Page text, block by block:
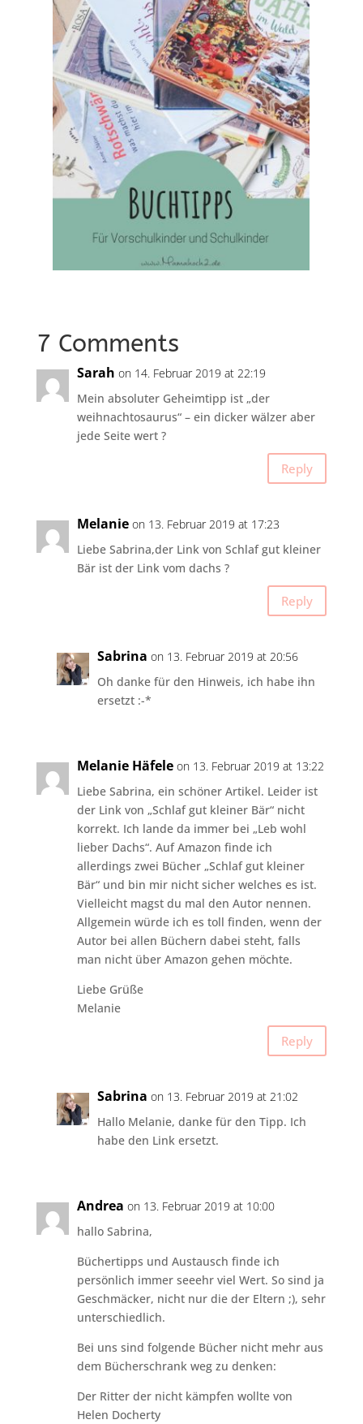
7 Comments
Sarah on 14. Februar 2019 at 22:19
Mein absoluter Geheimtipp ist „der
weihnachtosaurus“ – ein dicker wälzer aber
jede Seite wert ?
Reply
Melanie on 13. Februar 2019 at 17:23
Liebe Sabrina,der Link von Schlaf gut kleiner
Bär ist der Link vom dachs ?
Reply
Sabrina on 13. Februar 2019 at 20:56
Oh danke für den Hinweis, ich habe ihn
ersetzt :-*
Melanie Häfele on 13. Februar 2019 at 13:22
Liebe Sabrina, ein schöner Artikel. Leider ist
der Link von „Schlaf gut kleiner Bär“ nicht
korrekt. Ich lande da immer bei „Leb wohl
lieber Dachs“. Auf Amazon finde ich
allerdings zwei Bücher „Schlaf gut kleiner
Bär“ und bin mir nicht sicher welches es ist.
Vielleicht magst du mal den Autor nennen.
Allgemein würde ich es toll finden, wenn der
Autor bei allen Büchern dabei steht, falls
man nicht über Amazon gehen möchte.
Liebe Grüße
Melanie
Reply
Sabrina on 13. Februar 2019 at 21:02
Hallo Melanie, danke für den Tipp. Ich
habe den Link ersetzt.
Andrea on 13. Februar 2019 at 10:00
hallo Sabrina,
Büchertipps und Austausch finde ich
persönlich immer seeehr viel Wert. So sind ja
Geschmäcker, nicht nur die der Eltern ;), sehr
unterschiedlich.
Bei uns sind folgende Bücher nicht mehr aus
dem Bücherschrank weg zu denken:
Der Ritter der nicht kämpfen wollte von
Helen Docherty